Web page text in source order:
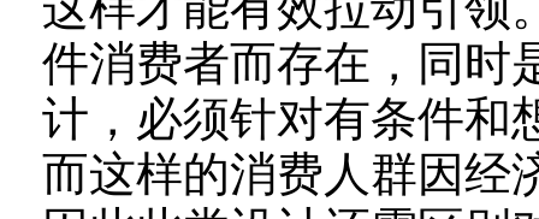
件消费者而存在，同时
计，必须针对有条件
而这样的消费人群因经